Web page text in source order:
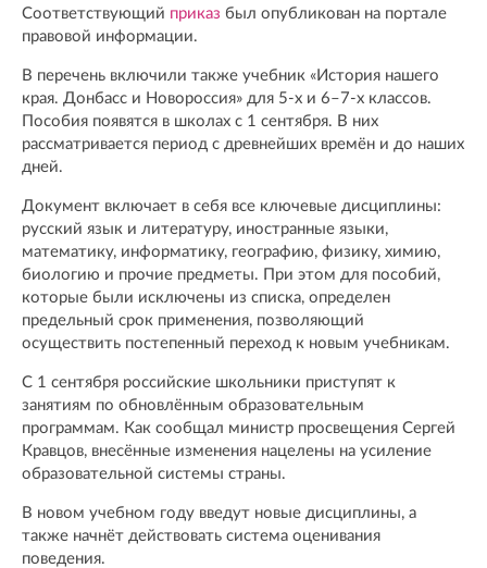
Соответствующий приказ был опубликован на портале
правовой информации.
В перечень включили также учебник «История нашего
края. Донбасс и Новороссия» для 5-х и 6–7-х классов.
Пособия появятся в школах с 1 сентября. В них
рассматривается период с древнейших времён и до наших
дней.
Документ включает в себя все ключевые дисциплины:
русский язык и литературу, иностранные языки,
математику, информатику, географию, физику, химию,
биологию и прочие предметы. При этом для пособий,
которые были исключены из списка, определен
предельный срок применения, позволяющий
осуществить постепенный переход к новым учебникам.
С 1 сентября российские школьники приступят к
занятиям по обновлённым образовательным
программам. Как сообщал министр просвещения Сергей
Кравцов, внесённые изменения нацелены на усиление
образовательной системы страны.
В новом учебном году введут новые дисциплины, а
также начнёт действовать система оценивания
поведения.